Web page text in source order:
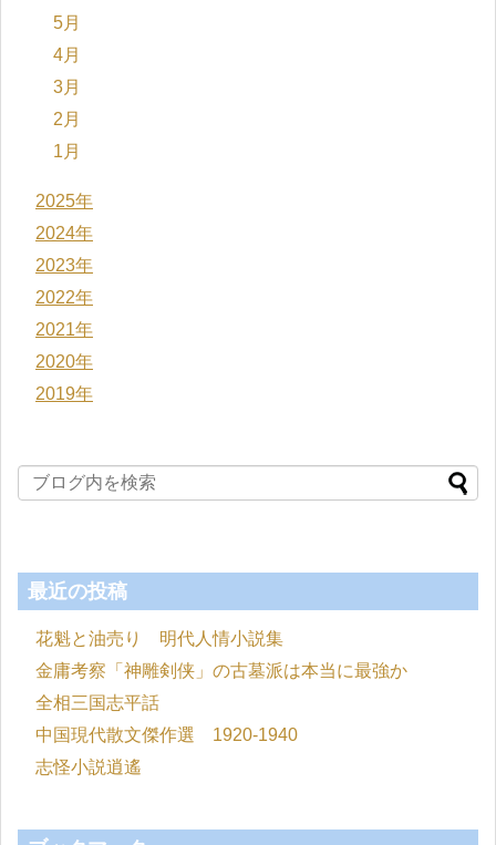
5月
4月
3月
2月
1月
2025年
2024年
2023年
2022年
2021年
2020年
2019年
最近の投稿
花魁と油売り 明代人情小説集
金庸考察「神雕剣侠」の古墓派は本当に最強か
全相三国志平話
中国現代散文傑作選 1920-1940
志怪小説逍遙